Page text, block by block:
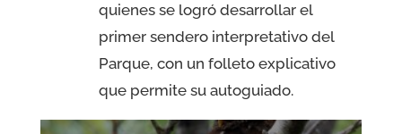
quienes se logró desarrollar el
primer sendero interpretativo del
Parque, con un folleto explicativo
que permite su autoguiado.